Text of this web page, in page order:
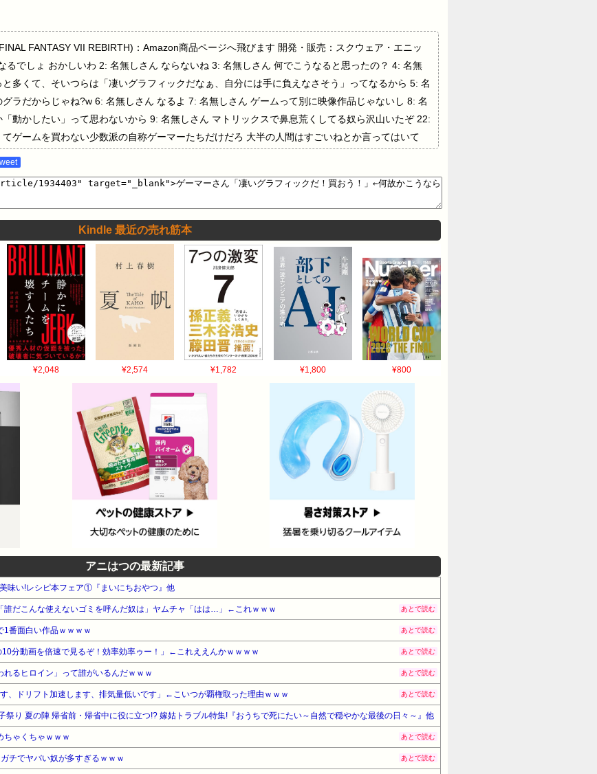
FANTASY VII REBIRTH)：Amazon商品ページへ飛びます 開発・販売：スクウェア・エニッ
るでしょ おかしいわ 2: 名無しさん ならないね 3: 名無しさん 何でこうなると思ったの？ 4: 名無
多くて、そいつらは「凄いグラフィックだなぁ、自分には手に負えなさそう」ってなるから 5: 名
ラだからじゃね?w 6: 名無しさん なるよ 7: 名無しさん ゲームって別に映像作品じゃないし 8: 名
動かしたい」って思わないから 9: 名無しさん マトリックスで鼻息荒くしてる奴ら沢山いたぞ 22:
ゲームを買わない少数派の自称ゲーマーたちだけだろ 大半の人間はすごいねとか言ってはいて
かれてないよ 12: 名無しさん すごくても綺麗じゃないんじゃないの？…
Kindle 最近の売れ筋本
¥2,048 ¥2,574 ¥1,782 ¥1,800 ¥800
アニはつの最新記事
味い!レシピ本フェア①『まいにちおやつ』他
誰だこんな使えないゴミを呼んだ奴は」ヤムチャ「はは…」←これｗｗｗ あとで読む
1番面白い作品ｗｗｗｗ あとで読む
10分動画を倍速で見るぞ！効率効率ゥー！」←これええんかｗｗｗｗ あとで読む
れるヒロイン」って誰がいるんだｗｗｗ あとで読む
、ドリフト加速します、排気量低いです」←こいつが覇権取った理由ｗｗｗ あとで読む
祭り 夏の陣 帰省前・帰省中に役に立つ!? 嫁姑トラブル特集!『おうちで死にたい～自然で穏やかな最後の日々～』他
ちゃくちゃｗｗｗ あとで読む
チでヤバい奴が多すぎるｗｗｗ あとで読む